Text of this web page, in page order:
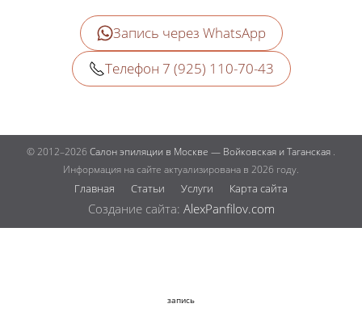
Запись через WhatsApp
Телефон 7 (925) 110-70-43
© 2012–2026 Салон эпиляции в Москве — Войковская и Таганская .
Информация на сайте актуализирована в 2026 году.
Главная Статьи Услуги Карта сайта
Создание сайта: AlexPanfilov.com
запись